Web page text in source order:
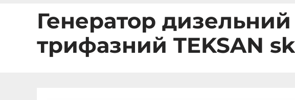
Генератор
трифазний TEKSAN